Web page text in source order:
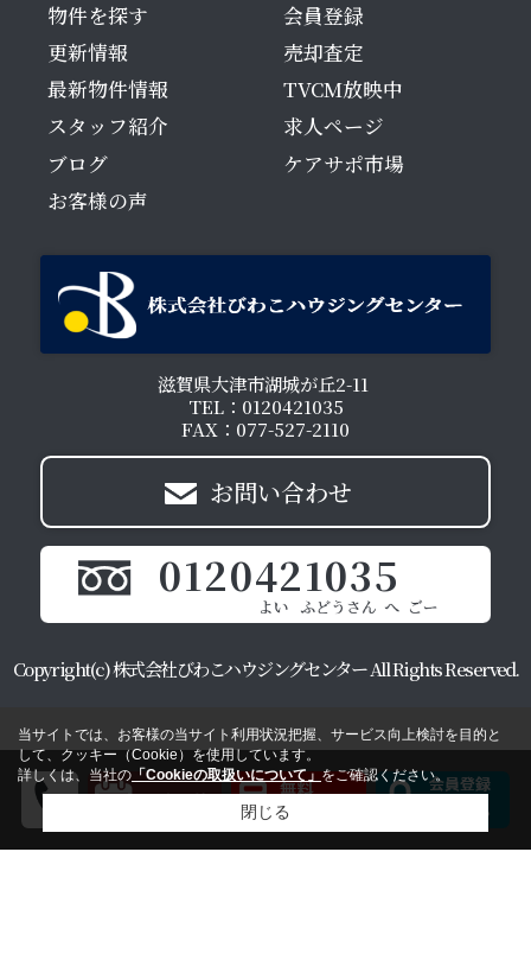
物件を探す
更新情報
最新物件情報
スタッフ紹介
ブログ
お客様の声
会員登録
売却査定
TVCM放映中
求人ページ
ケアサポ市場
滋賀県大津市湖城が丘2-11
TEL：0120421035
FAX：077-527-2110
お問い合わせ
0120421035
Copyright(c) 株式会社びわこハウジングセンター All Rights Reserved.
当サイトでは、お客様の当サイト利用状況把握、サービス向上検討を目的と
して、クッキー（Cookie）を使用しています。
詳しくは、当社の 「Cookieの取扱いについて」 をご確認ください。
閉じる